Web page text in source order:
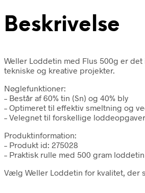
Beskrivelse
Weller Loddetin med Flus 500g er
tekniske og kreative projekter.
Nøglefunktioner:
– Består af 60% tin (Sn) og 40% bly
– Optimeret til effektiv smeltning og
– Velegnet til forskellige loddeopgaver
Produktinformation:
– Produkt id: 275028
– Praktisk rulle med 500 gram loddetin
Vælg Weller Loddetin for kvalitet, der